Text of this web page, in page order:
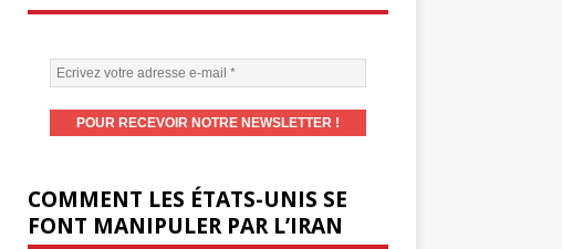
COMMENT LES ÉTATS-UNIS SE
FONT MANIPULER PAR L’IRAN